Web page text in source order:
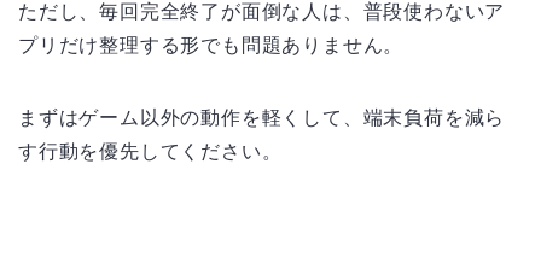
ただし、毎回完全終了が面倒な人は、普段使わないア
プリだけ整理する形でも問題ありません。
まずはゲーム以外の動作を軽くして、端末負荷を減ら
す行動を優先してください。